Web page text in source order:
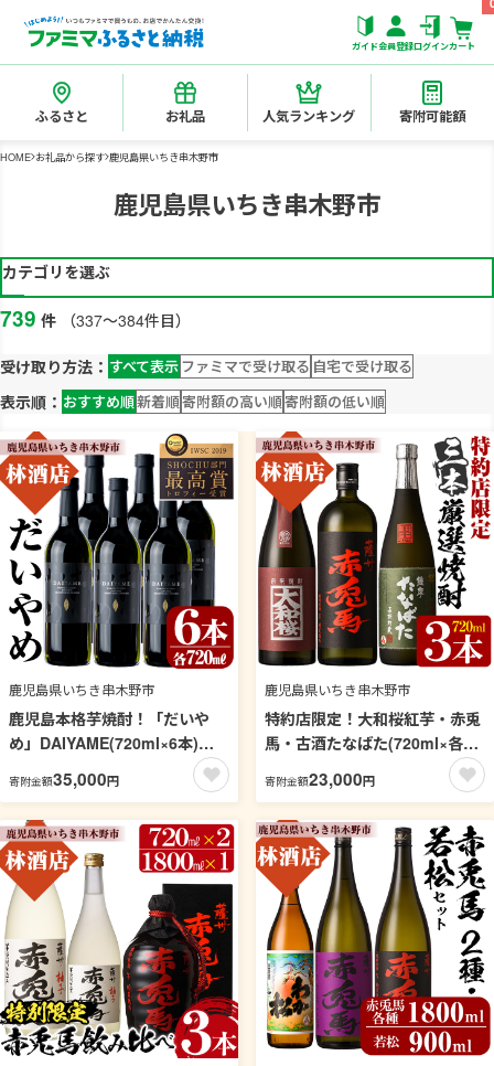
ガイド会員登録ログインカート
ふるさと お礼品 人気ランキング 寄附可能額
HOME お礼品から探す 鹿児島県いちき串木野市
鹿児島県いちき串木野市
カテゴリを選ぶ
739 件 （337～384件目）
受け取り方法： すべて表示ファミマで受け取る 自宅で受け取る
表示順： おすすめ順新着順寄附額の高い順寄附額の低い順
鹿児島県いちき串木野市
鹿児島本格芋焼酎！「だいや
め」DAIYAME(720ml×6本)！
鹿児島 鹿児島特産 酒 焼酎 芋焼
酎 ロック 炭酸割り【林酒店】
【99-023-30】
寄附金額35,000円
鹿児島県いちき串木野市
特約店限定！大和桜紅芋・赤兎
馬・古酒たなばた(720ml×各1
本・合計3本)飲み比べセット！
鹿児島 鹿児島特産 酒 焼酎 芋焼
酎 飲み比べ セット【林酒店】
【99-023-29】
寄附金額23,000円